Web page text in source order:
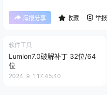
海报分享 收藏 举报
软件工具
Lumion7.0破解补丁 32位/64
位
2024-9-1 17:45:40